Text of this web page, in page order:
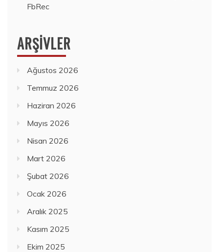
FbRec
ARŞIVLER
Ağustos 2026
Temmuz 2026
Haziran 2026
Mayıs 2026
Nisan 2026
Mart 2026
Şubat 2026
Ocak 2026
Aralık 2025
Kasım 2025
Ekim 2025